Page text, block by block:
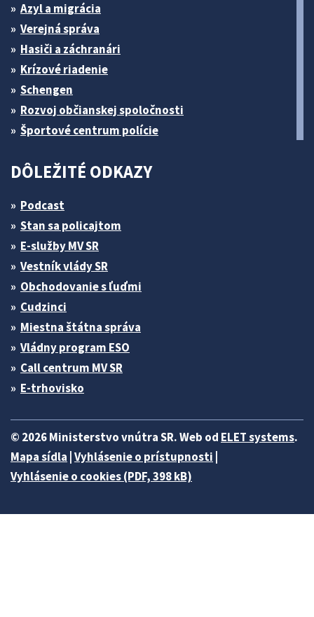
Azyl a migrácia
Verejná správa
Hasiči a záchranári
Krízové riadenie
Schengen
Rozvoj občianskej spoločnosti
Športové centrum polície
DÔLEŽITÉ ODKAZY
Podcast
Stan sa policajtom
E-služby MV SR
Vestník vlády SR
Obchodovanie s ľuďmi
Cudzinci
Miestna štátna správa
Vládny program ESO
Call centrum MV SR
E-trhovisko
© 2026 Ministerstvo vnútra SR. Web od ELET systems.
Mapa sídla Vyhlásenie o prístupnosti
Vyhlásenie o cookies (PDF, 398 kB)